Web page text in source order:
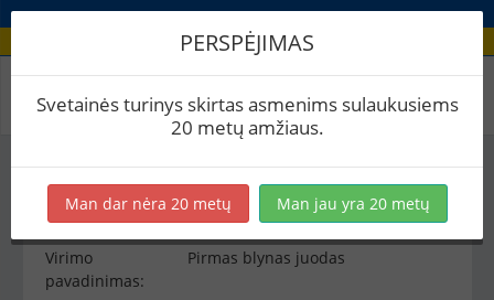
Virimo peržiūra
−
Virimo informacija
Virimo
pavadinimas:
Pirmas blynas juodas
PERSPĖJIMAS
Svetainės turinys skirtas asmenims sulaukusiems
20 metų amžiaus.
Man dar nėra 20 metų Man jau yra 20 metų